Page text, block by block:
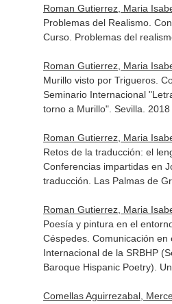
Roman Gutierrez, Maria
Problemas del Realismo.
Curso. Problemas del
Roman Gutierrez, Maria
Murillo visto por Trigueros.
Seminario Internacional
torno a Murillo". Sevilla. 2018
Roman Gutierrez, Maria
Retos de la traducción: el
Conferencias impartidas en
traducción. Las Palmas de
Roman Gutierrez, Maria
Poesía y pintura en el
Céspedes. Comunicación
Internacional de la SRBHP
Baroque Hispanic Poetry).
Comellas Aguirrezabal,